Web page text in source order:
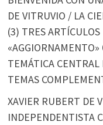
DE VITRUVIO / LA
(3) TRES
TEMÁTICA
TEMAS
XAVIER RUBERT DE
INDEPENDENTISTA